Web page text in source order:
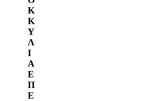
Κ
Κ
Υ
Λ
Ι
Α
Ε
Π
Ε